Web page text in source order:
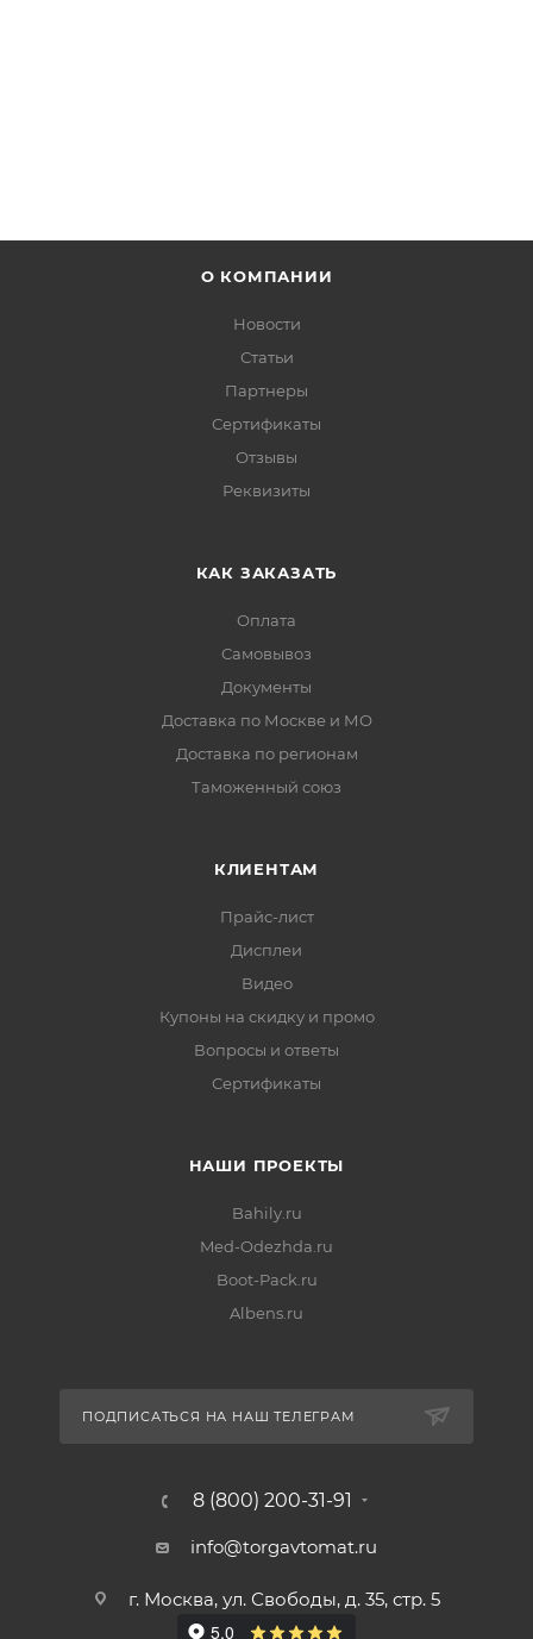
О КОМПАНИИ
Новости
Статьи
Партнеры
Сертификаты
Отзывы
Реквизиты
КАК ЗАКАЗАТЬ
Оплата
Самовывоз
Документы
Доставка по Москве и МО
Доставка по регионам
Таможенный союз
КЛИЕНТАМ
Прайс-лист
Дисплеи
Видео
Купоны на скидку и промо
Вопросы и ответы
Сертификаты
НАШИ ПРОЕКТЫ
Bahily.ru
Med-Odezhda.ru
Boot-Pack.ru
Albens.ru
ПОДПИСАТЬСЯ НА НАШ ТЕЛЕГРАМ
8 (800) 200-31-91
info@torgavtomat.ru
г. Москва, ул. Свободы, д. 35, стр. 5